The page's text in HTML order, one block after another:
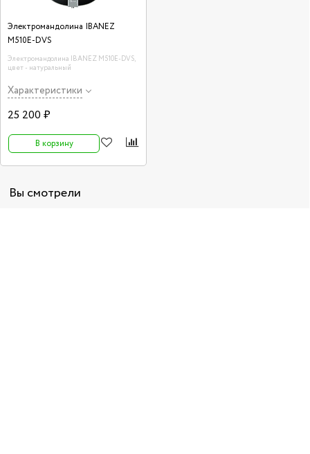
Электромандолина IBANEZ
M510E-DVS
Электромандолина IBANEZ M510E-DVS,
цвет - натуральный
Характеристики
25 200 ₽
В корзину
Вы смотрели